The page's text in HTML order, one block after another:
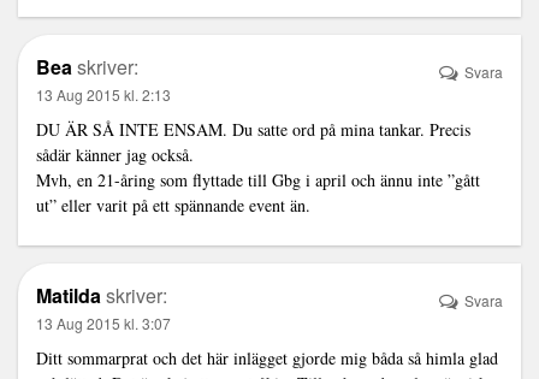
Beaskriver:
13 Aug 2015 kl. 2:13
DU ÄR SÅ INTE ENSAM. Du satte ord på mina tankar. Precis
sådär känner jag också.
Mvh, en 21-åring som flyttade till Gbg i april och ännu inte ”gått
ut” eller varit på ett spännande event än.
Svara
Matildaskriver:
13 Aug 2015 kl. 3:07
Ditt sommarprat och det här inlägget gjorde mig båda så himla glad
Svara